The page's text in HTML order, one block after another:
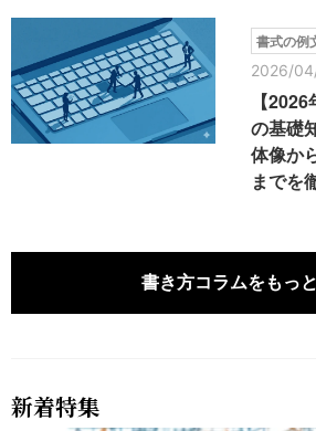
書式の例
2026/
【
の基礎
体像か
までを
書き方コラムをもっ
新着特集